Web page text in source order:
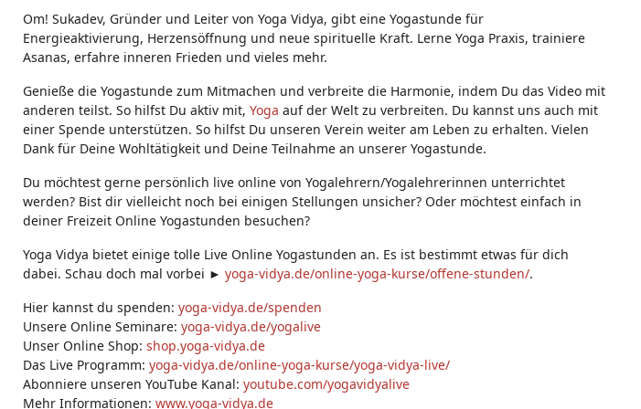
s:
Om! Sukadev, Gründer und Leiter von Yoga Vidya, gibt eine Yogastunde für
Energieaktivierung, Herzensöffnung und neue spirituelle Kraft. Lerne Yoga Praxis, trainiere
Asanas, erfahre inneren Frieden und vieles mehr.
Genieße die Yogastunde zum Mitmachen und verbreite die Harmonie, indem Du das Video mit
anderen teilst. So hilfst Du aktiv mit, Yoga auf der Welt zu verbreiten. Du kannst uns auch mit
einer Spende unterstützen. So hilfst Du unseren Verein weiter am Leben zu erhalten. Vielen
Dank für Deine Wohltätigkeit und Deine Teilnahme an unserer Yogastunde.
Du möchtest gerne persönlich live online von Yogalehrern/Yogalehrerinnen unterrichtet
werden? Bist dir vielleicht noch bei einigen Stellungen unsicher? Oder möchtest einfach in
deiner Freizeit Online Yogastunden besuchen?
Yoga Vidya bietet einige tolle Live Online Yogastunden an. Es ist bestimmt etwas für dich
dabei. Schau doch mal vorbei ► yoga-vidya.de/online-yoga-kurse/offene-stunden/.
Hier kannst du spenden: yoga-vidya.de/spenden
Unsere Online Seminare: yoga-vidya.de/yogalive
Unser Online Shop: shop.yoga-vidya.de
Das Live Programm: yoga-vidya.de/online-yoga-kurse/yoga-vidya-live/
Abonniere unseren YouTube Kanal: youtube.com/yogavidyalive
Mehr Informationen: www.yoga-vidya.de